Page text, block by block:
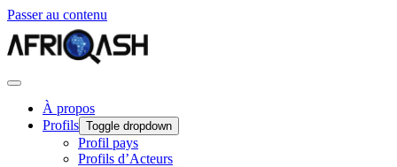
Passer au contenu
À propos
Profils Toggle dropdown
Profil pays
Profils d’Acteurs